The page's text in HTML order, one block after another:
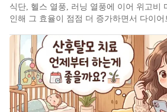
식단, 헬스 열풍, 러닝 열풍에 이어 위고비
인해 그 효율이 점점 더 증가하면서 다이
고민들이 점점 더 늘고 있습니다. 이 중에